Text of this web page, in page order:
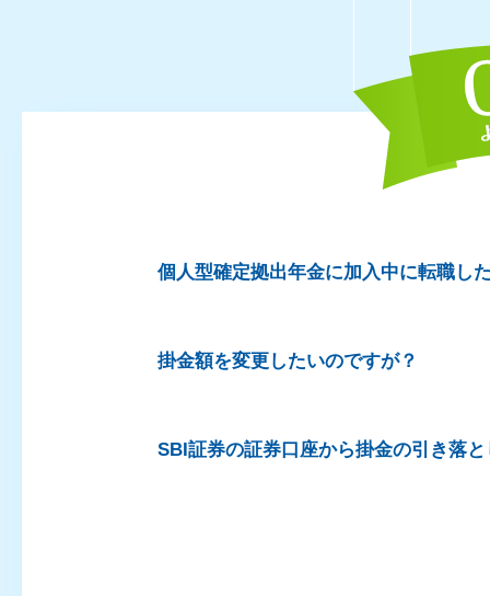
個人型確定拠出年金に加入中に転職し
掛金額を変更したいのですが？
SBI証券の証券口座から掛金の引き落